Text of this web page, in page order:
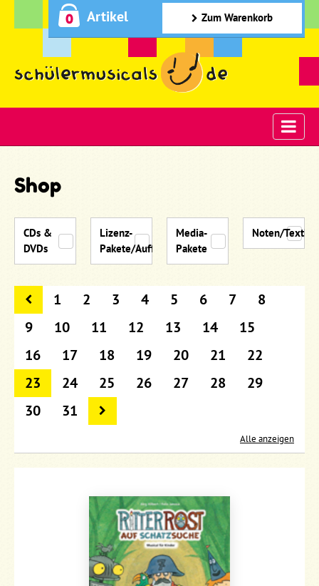
0 Artikel Zum Warenkorb
Shop
CDs &
DVDs
Lizenz-
Pakete/Aufführungsmaterial
Media-
Pakete
Noten/
1 2 3 4 5 6 7
8
9
10 11 12 13 14
15
16
17 18 19 20 21
22
23
24 25 26 27 28
29
30
31
Alle anzeigen